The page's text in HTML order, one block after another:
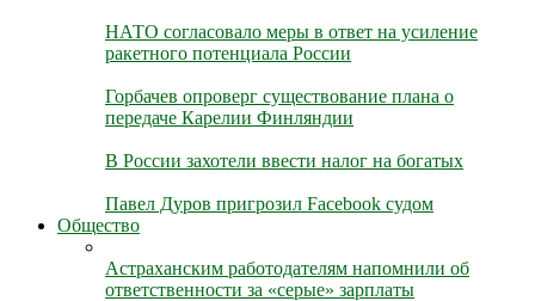
НАТО согласовало меры в ответ на усиление
ракетного потенциала России
Горбачев опроверг существование плана о
передаче Карелии Финляндии
В России захотели ввести налог на богатых
Павел Дуров пригрозил Facebook судом
Общество
Астраханским работодателям напомнили об
ответственности за «серые» зарплаты